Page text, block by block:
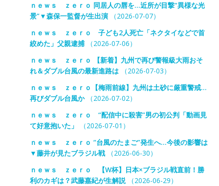
ｎｅｗｓ ｚｅｒｏ 同居人の唇を…近所が目撃“異様な光
景”▼森保一監督が生出演（2026-07-07）
ｎｅｗｓ ｚｅｒｏ 子ども2人死亡「ネクタイなどで首
絞めた」父親逮捕（2026-07-06）
ｎｅｗｓ ｚｅｒｏ 【新着】九州で再び警報級大雨おそ
れ＆ダブル台風の最新進路は（2026-07-03）
ｎｅｗｓ ｚｅｒｏ【梅雨前線】九州は土砂に厳重警戒…
再びダブル台風か（2026-07-02）
ｎｅｗｓ ｚｅｒｏ “配信中に殺害”男の初公判「動画見
て好意抱いた」
（2026-07-01）
ｎｅｗｓ ｚｅｒｏ “台風のたまご”発生へ…今後の影響は
▼藤井が見たブラジル戦（2026-06-30）
ｎｅｗｓ ｚｅｒｏ 【W杯】日本×ブラジル戦直前！勝
利のカギは？武藤嘉紀が生解説（2026-06-29）